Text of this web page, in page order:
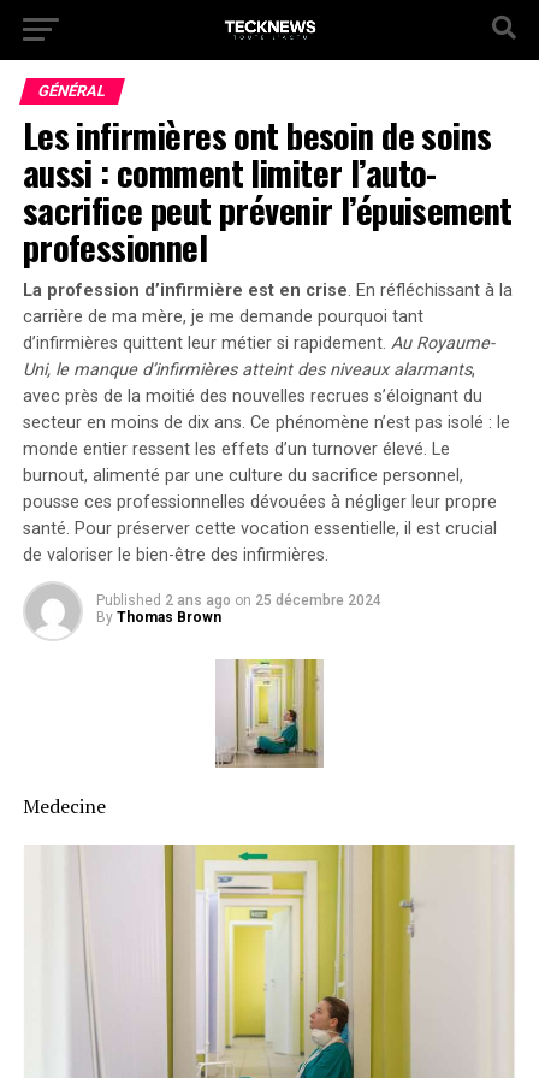
GÉNÉRAL
Les infirmières ont besoin de soins
aussi : comment limiter l’auto-
sacrifice peut prévenir l’épuisement
professionnel
La profession d’infirmière est en crise. En réfléchissant à la
carrière de ma mère, je me demande pourquoi tant
d’infirmières quittent leur métier si rapidement. Au Royaume-
Uni, le manque d’infirmières atteint des niveaux alarmants,
avec près de la moitié des nouvelles recrues s’éloignant du
secteur en moins de dix ans. Ce phénomène n’est pas isolé : le
monde entier ressent les effets d’un turnover élevé. Le
burnout, alimenté par une culture du sacrifice personnel,
pousse ces professionnelles dévouées à négliger leur propre
santé. Pour préserver cette vocation essentielle, il est crucial
de valoriser le bien-être des infirmières.
Published 2 ans ago on 25 décembre 2024
By Thomas Brown
Medecine